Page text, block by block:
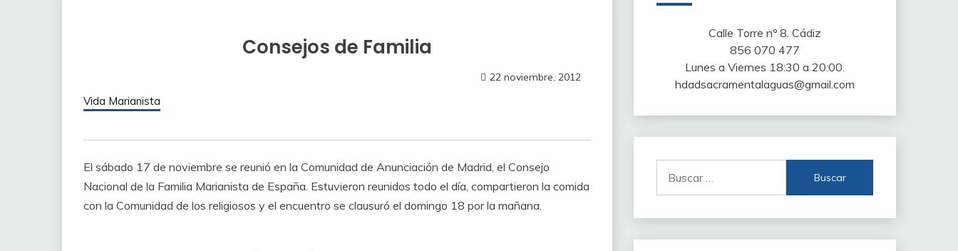
Consejos de Familia
22 noviembre, 2012
Vida Marianista
El sábado 17 de noviembre se reunió en la Comunidad de Anunciación de Madrid, el Consejo
Nacional de la Familia Marianista de España. Estuvieron reunidos todo el día, compartieron la comida
con la Comunidad de los religiosos y el encuentro se clausuró el domingo 18 por la mañana.
Calle Torre nº 8. Cádiz
856 070 477
Lunes a Viernes 18:30 a 20:00.
hdadsacramentalaguas@gmail.com